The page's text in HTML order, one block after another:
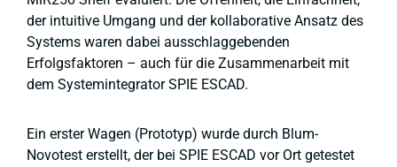
der intuitive Umgang und der kollaborative Ansatz des
Systems waren dabei ausschlaggebenden
Erfolgsfaktoren – auch für die Zusammenarbeit mit
dem Systemintegrator SPIE ESCAD.
Ein erster Wagen (Prototyp) wurde durch Blum-
Novotest erstellt, der bei SPIE ESCAD vor Ort getestet